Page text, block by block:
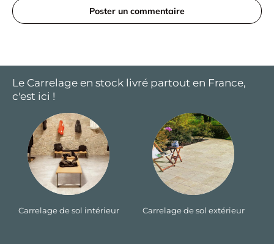
Poster un commentaire
Le Carrelage en stock livré partout en France,
c'est ici !
Carrelage de sol intérieur Carrelage de sol extérieur